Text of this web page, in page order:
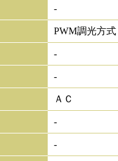
-
PWM調光方式
-
-
ＡＣ
-
-